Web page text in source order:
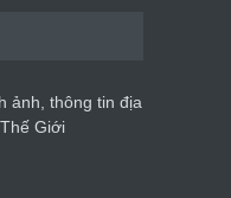
24/04/2020
ảnh, thông tin địa
Giới